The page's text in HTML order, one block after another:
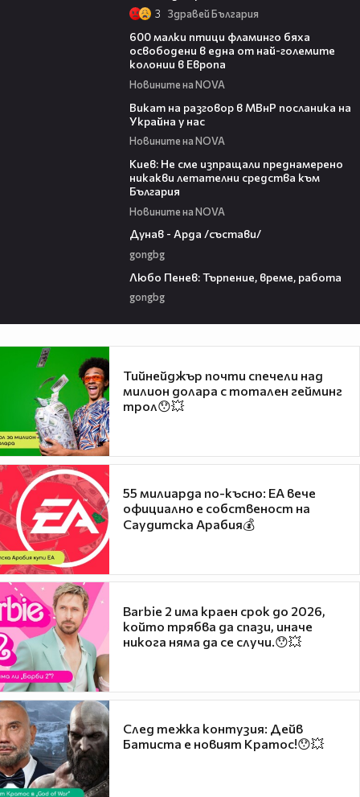
3 Здравей България
600 малки птици фламинго бяха
освободени в една от най-големите
колонии в Европа
Новините на NOVA
Викат на разговор в МВнР посланика на
Украйна у нас
Новините на NOVA
Киев: Не сме изпращали преднамерено
никакви летателни средства към
България
Новините на NOVA
Дунав - Арда /състави/
gongbg
Любо Пенев: Търпение, време, работа
gongbg
Тийнейджър почти спечели над
милион долара с тотален гейминг
трол😯💥
55 милиарда по-късно: EA вече
официално е собственост на
Саудитска Арабия💰
Barbie 2 има краен срок до 2026,
който трябва да спази, иначе
никога няма да се случи.😯💥
След тежка контузия: Дейв
Батиста е новият Кратос!😯💥